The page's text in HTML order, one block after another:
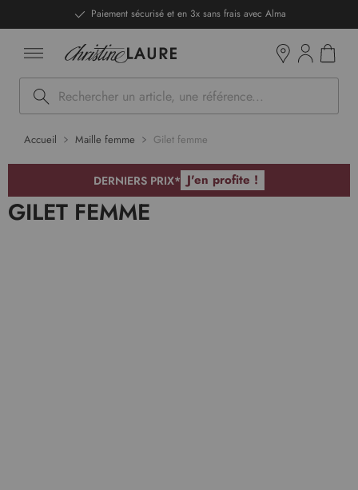
DERNIERS PRIX - Stocks limités
Rechercher
Accueil Maille femme Gilet femme
DERNIERS PRIX* J'en profite !
GILET FEMME